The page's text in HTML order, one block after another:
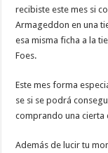
recibiste este mes si
Armageddon en una
esa misma ficha a la
Foes.
Este mes forma
se si se podrá
comprando una cierta
Además de lucir tu